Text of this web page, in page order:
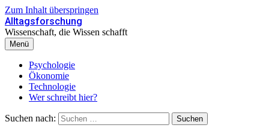
Zum Inhalt überspringen
Alltagsforschung
Wissenschaft, die Wissen schafft
Menü
Psychologie
Ökonomie
Technologie
Wer schreibt hier?
Suchen nach: